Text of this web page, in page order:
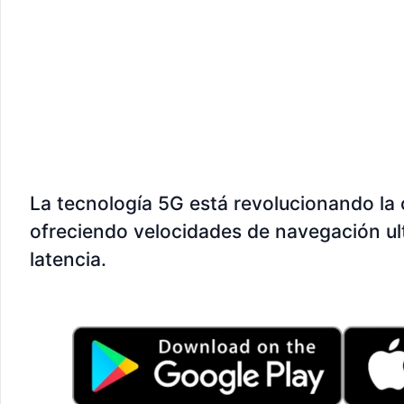
La tecnología 5G está revolucionando
ofreciendo velocidades de navegación
latencia.